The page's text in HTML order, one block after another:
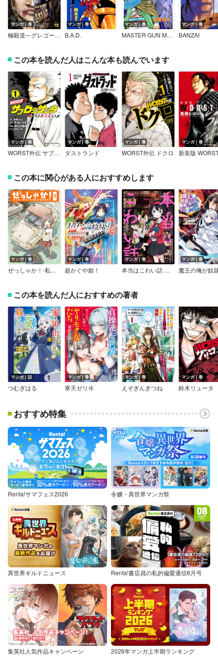
マンガ｜巻
極殺道―グレゴール―
マンガ｜巻
B.A.D.
マンガ｜巻
MASTER GUN MASTER
マンガ｜巻
BANZAI
この本を読んだ人はこんな本も読んでいます
マンガ｜巻
WORST外伝 サブロクサンタ 名もなきカラスたち
マンガ｜巻
ダストランド
マンガ｜巻
WORST外伝 ドクロ
マンガ｜巻
新装版
この本に関心がある人におすすめします
マンガ｜巻
ぜっしゃか！‐私立四ツ輪女子学院絶滅危惧車学科‐
マンガ｜巻
超かぐや姫！
マンガ｜巻
本当はこわい話 かくされた真実、君は気づける？
マンガ｜巻
この本を読んだ人におすすめの著者
マンガ｜話
つむぎはる
マンガ｜巻
寒天ゼリヰ
マンガ｜巻
えぞぎんぎつね
マンガ｜巻
鈴木リュータ
おすすめ特集
Renta!サマフェス2026 令嬢・異世界マンガ祭
異世界ギルドニュース Renta!書店員の私的偏愛通信8月号
集英社人気作品キャンペーン 2026年マンガ上半期ランキング